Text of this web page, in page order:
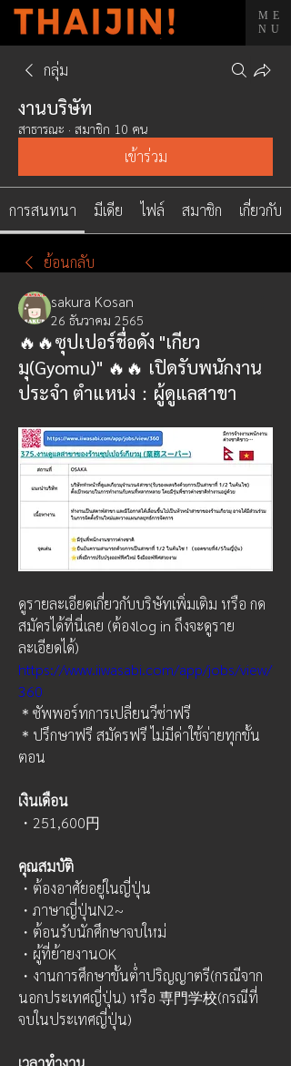
ME
NU
กลุ่ม
งานบริษัท
สาธารณะ · สมาชิก 10 คน
เข้าร่วม
การสนทนา มีเดีย ไฟล์ สมาชิก เกี่ยวกับ
ย้อนกลับ
sakura Kosan
26 ธันวาคม 2565
🔥🔥ซุปเปอร์ชื่อดัง "เกียว
มุ(Gyomu)" 🔥🔥 เปิดรับพนักงาน
ประจำ ตำแหน่ง：ผู้ดูแลสาขา
ดูรายละเอียดเกี่ยวกับบริษัทเพิ่มเติม หรือ กด
สมัครได้ที่นี่เลย (ต้องlog in ถึงจะดูราย
ละเอียดได้)
https://www.iiwasabi.com/app/jobs/view/
360
＊ซัพพอร์ทการเปลี่ยนวีซ่าฟรี
＊ปรึกษาฟรี สมัครฟรี ไม่มีค่าใช้จ่ายทุกขั้น
ตอน
เงินเดือน
・251,600円
คุณสมบัติ
・ต้องอาศัยอยู่ในญี่ปุ่น
・ภาษาญี่ปุ่นN2~
・ต้อนรับนักศึกษาจบใหม่
・ผู้ที่ย้ายงานOK
・งานการศึกษาขั้นต่ำปริญญาตรี(กรณีจาก
นอกประเทศญี่ปุ่น) หรือ 専門学校(กรณีที่
จบในประเทศญี่ปุ่น)